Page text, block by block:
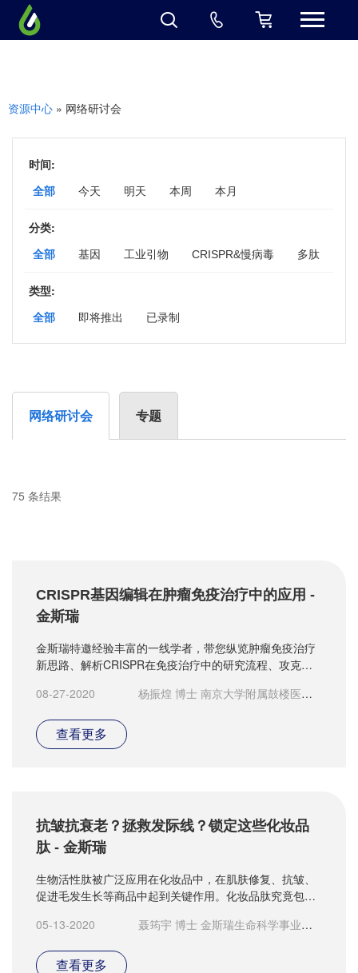
资源中心 » 网络研讨会
时间:
全部 今天 明天 本周 本月
分类:
全部 基因 工业引物 CRISPR&慢病毒 多肽
类型:
全部 即将推出 已录制
网络研讨会 专题
75 条结果
CRISPR基因编辑在肿瘤免疫治疗中的应用 -
金斯瑞
金斯瑞特邀经验丰富的一线学者，带您纵览肿瘤免疫治疗
新思路、解析CRISPR在免疫治疗中的研究流程、攻克科
08-27-2020
杨振煌 博士 南京大学附属鼓楼医院
查看更多
抗皱抗衰老？拯救发际线？锁定这些化妆品
肽 - 金斯瑞
生物活性肽被广泛应用在化妆品中，在肌肤修复、抗皱、
促进毛发生长等商品中起到关键作用。化妆品肽究竟包含
妆品时应注意哪些要点？
05-13-2020
聂筠宇 博士 金斯瑞生命科学事业群
查看更多